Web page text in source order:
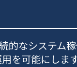
的なシステム
を可能にします